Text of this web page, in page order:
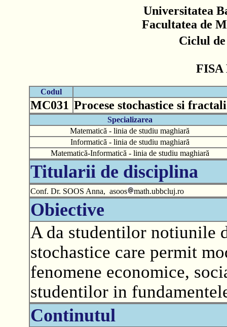
Universitatea
Facultatea de
Ciclul
FISA
Codul
MC031 Procese stochastice si fractali
Specializarea
Matematică - linia de studiu maghiară
Informatică - linia de studiu maghiară
Matematică-Informatică - linia de studiu maghiară
Titularii de disciplina
Conf. Dr. SOOS Anna, asoos math.ubbcluj.ro
Obiective
A da studentilor notiunile
stochastice care permit
fenomene economice,
studentilor in
Continutul